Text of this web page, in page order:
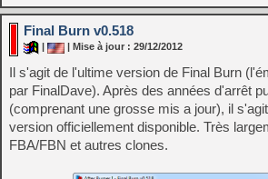
Final Burn v0.518
| Mise à jour : 29/12/2012
Il s'agit de l'ultime version de Final Burn
par FinalDave). Après des années d'arrêt
(comprenant une grosse mis a jour), il
version officiellement disponible. Très
FBA/FBN et autres clones.